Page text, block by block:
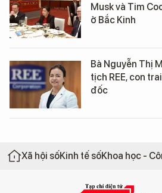
Musk và Tim
ở Bắc Kinh
Bà Nguyễn Thị
tịch REE, con
đốc
Xã hội sốKinh tế sốKhoa học -